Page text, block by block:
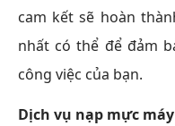
cam kết sẽ hoàn
nhất có thể để đảm
công việc của bạn.
Dịch vụ nạp mực